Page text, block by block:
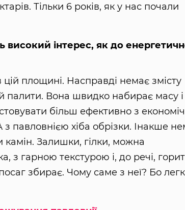
Тільки 6 років, як у нас почали
високий інтерес, як до
цій площині. Насправді немає змісту
палити. Вона швидко набирає масу
більш ефективно з
павловнією хіба обрізки. Інакше
камін. Залишки, гілки, можна
з гарною текстурою і, до речі,
збирає. Чому саме з неї? Бо